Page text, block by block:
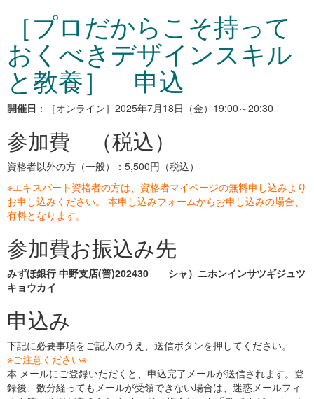
［プロだからこそ持って
おくべきデザインスキル
と教養］ 申込
開催日 ：［オンライン］2025年7月18日（金）19:00～20:30
参加費 （税込）
資格者以外の方（一般）：5,500円（税込）
※エキスパート資格者の方は、資格者マイページの無料申し込みより
お申し込みください。 本申し込みフォームからお申し込みの場合、
有料となります。
参加費お振込み先
みずほ銀行 中野支店(普)202430 シャ）ニホンインサツギジュツ
キョウカイ
申込み
下記に必要事項をご記入のうえ、送信ボタンを押してください。
※ご注意ください※
本 メールにご登録いただくと、申込完了メールが送信されます。登
録後、数分経ってもメールが受領できない場合は、迷惑メールフィ